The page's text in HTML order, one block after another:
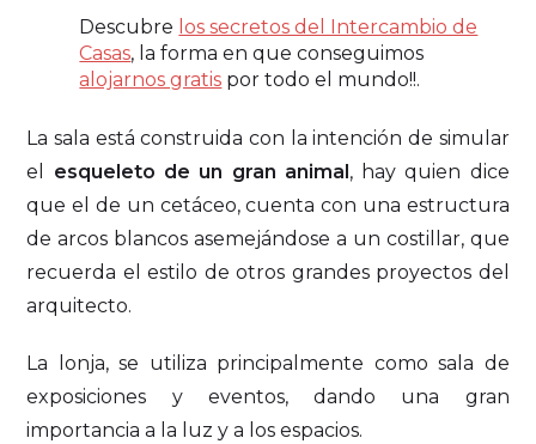
Descubre los secretos del Intercambio de
Casas, la forma en que conseguimos
alojarnos gratis por todo el mundo!!.
La sala está construida con la intención de simular
el esqueleto de un gran animal , hay quien dice
que el de un cetáceo, cuenta con una estructura
de arcos blancos asemejándose a un costillar, que
recuerda el estilo de otros grandes proyectos del
arquitecto.
La lonja, se utiliza principalmente como sala de
exposiciones y eventos, dando una gran
importancia a la luz y a los espacios.